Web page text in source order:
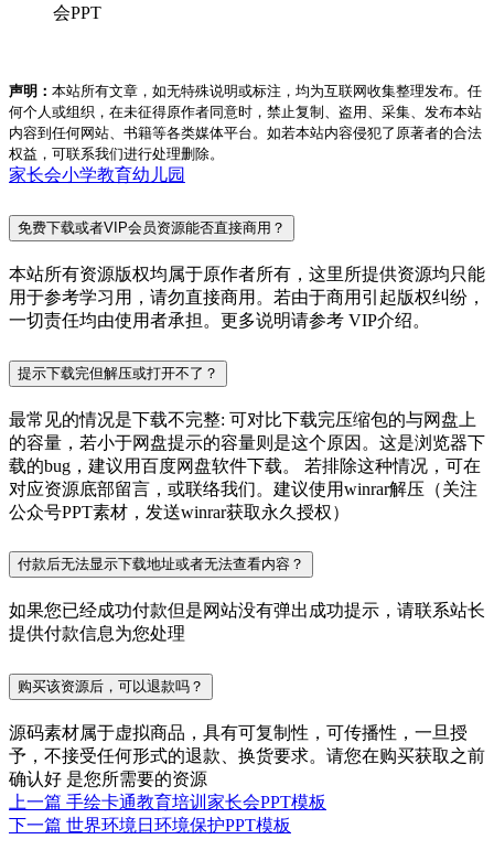
会PPT
声明： 本站所有文章，如无特殊说明或标注，均为互联网收集整理发布。任
何个人或组织，在未征得原作者同意时，禁止复制、盗用、采集、发布本站
内容到任何网站、书籍等各类媒体平台。如若本站内容侵犯了原著者的合法
权益，可联系我们进行处理删除。
家长会小学教育幼儿园
免费下载或者VIP会员资源能否直接商用？
本站所有资源版权均属于原作者所有，这里所提供资源均只能
用于参考学习用，请勿直接商用。若由于商用引起版权纠纷，
一切责任均由使用者承担。更多说明请参考 VIP介绍。
提示下载完但解压或打开不了？
最常见的情况是下载不完整: 可对比下载完压缩包的与网盘上
的容量，若小于网盘提示的容量则是这个原因。这是浏览器下
载的bug，建议用百度网盘软件下载。 若排除这种情况，可在
对应资源底部留言，或联络我们。建议使用winrar解压（关注
公众号PPT素材，发送winrar获取永久授权）
付款后无法显示下载地址或者无法查看内容？
如果您已经成功付款但是网站没有弹出成功提示，请联系站长
提供付款信息为您处理
购买该资源后，可以退款吗？
源码素材属于虚拟商品，具有可复制性，可传播性，一旦授
予，不接受任何形式的退款、换货要求。请您在购买获取之前
确认好 是您所需要的资源
上一篇 手绘卡通教育培训家长会PPT模板
下一篇 世界环境日环境保护PPT模板